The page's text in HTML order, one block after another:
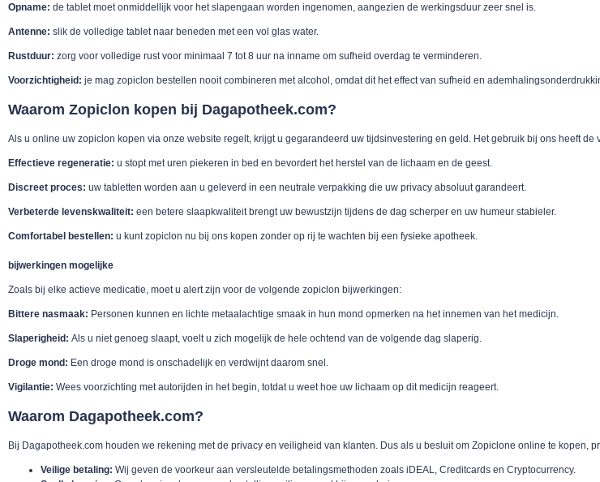
Opname: de tablet moet onmiddellijk voor het slapengaan worden ingenomen, aangezien de werkingsduur zeer snel is.
Antenne: slik de volledige tablet naar beneden met een vol glas water.
Rustduur: zorg voor volledige rust voor minimaal 7 tot 8 uur na inname om sufheid overdag te verminderen.
Voorzichtigheid: je mag zopiclon bestellen nooit combineren met alcohol, omdat dit het effect van sufheid en
Waarom Zopiclon kopen bij Dagapotheek.com?
Als u online uw zopiclon kopen via onze website regelt, krijgt u gegarandeerd uw tijdsinvestering en geld. Het gebruik bij ons heeft de
Effectieve regeneratie: u stopt met uren piekeren in bed en bevordert het herstel van de lichaam en de geest.
Discreet proces: uw tabletten worden aan u geleverd in een neutrale verpakking die uw privacy absoluut garandeert.
Verbeterde levenskwaliteit: een betere slaapkwaliteit brengt uw bewustzijn tijdens de dag scherper en uw humeur stabieler.
Comfortabel bestellen: u kunt zopiclon nu bij ons kopen zonder op rij te wachten bij een fysieke apotheek.
bijwerkingen mogelijke
Zoals bij elke actieve medicatie, moet u alert zijn voor de volgende zopiclon bijwerkingen:
Bittere nasmaak: Personen kunnen en lichte metaalachtige smaak in hun mond opmerken na het innemen van het medicijn.
Slaperigheid: Als u niet genoeg slaapt, voelt u zich mogelijk de hele ochtend van de volgende dag slaperig.
Droge mond: Een droge mond is onschadelijk en verdwijnt daarom snel.
Vigilantie: Wees voorzichting met autorijden in het begin, totdat u weet hoe uw lichaam op dit medicijn reageert.
Waarom Dagapotheek.com?
Bij Dagapotheek.com houden we rekening met de privacy en veiligheid van klanten. Dus als u besluit om Zopiclone online te kopen,
Veilige betaling: Wij geven de voorkeur aan versleutelde betalingsmethoden zoals iDEAL, Creditcards en Cryptocurrency.